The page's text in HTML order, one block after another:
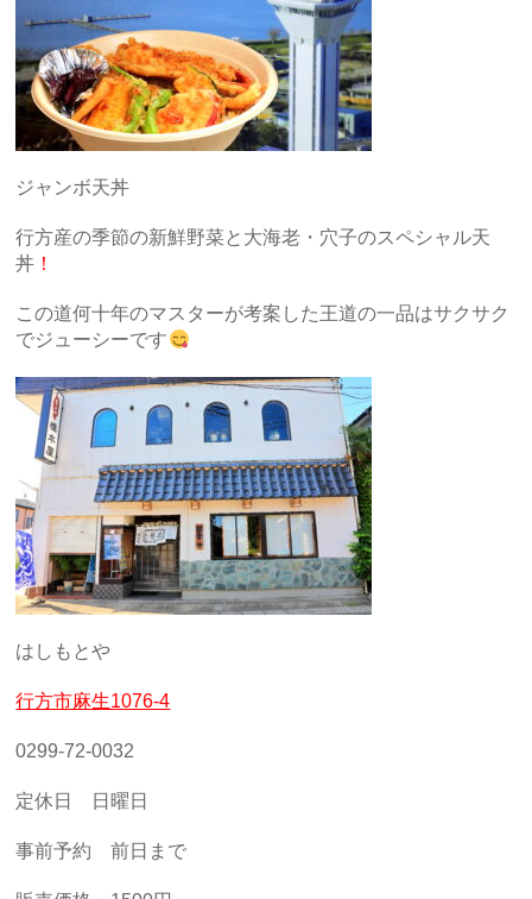
ジャンボ天丼
行方産の季節の新鮮野菜と大海老・穴子のスペシャル天
丼 ！
この道何十年のマスターが考案した王道の一品はサクサク
でジューシーです
はしもとや
行方市麻生1076-4
0299-72-0032
定休日 日曜日
事前予約 前日まで